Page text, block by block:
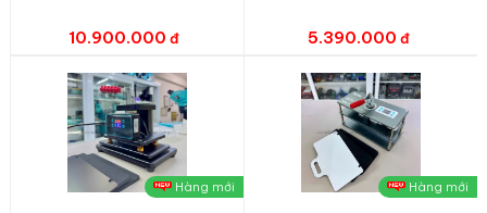
10.900.000 5.390.000
Hàng mới Hàng mới